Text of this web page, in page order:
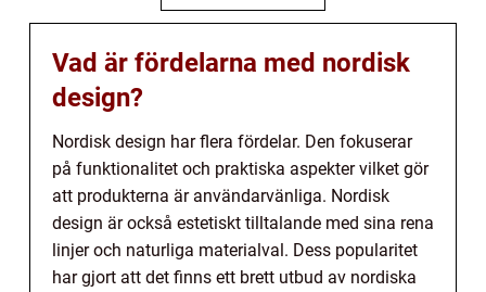
Vad är fördelarna med nordisk
design?
Nordisk design har flera fördelar. Den fokuserar
på funktionalitet och praktiska aspekter vilket gör
att produkterna är användarvänliga. Nordisk
design är också estetiskt tilltalande med sina rena
linjer och naturliga materialval. Dess popularitet
har gjort att det finns ett brett utbud av nordiska